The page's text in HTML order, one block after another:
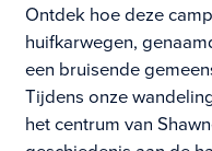
Ontdek hoe deze
huifkarwegen,
een bruisende
Tijdens onze
het centrum van